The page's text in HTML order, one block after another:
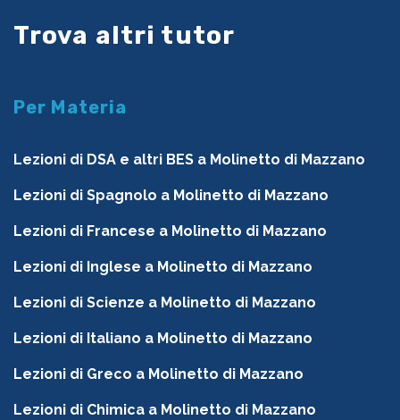
Trova altri tutor
Per Materia
Lezioni di DSA e altri BES a Molinetto di Mazzano
Lezioni di Spagnolo a Molinetto di Mazzano
Lezioni di Francese a Molinetto di Mazzano
Lezioni di Inglese a Molinetto di Mazzano
Lezioni di Scienze a Molinetto di Mazzano
Lezioni di Italiano a Molinetto di Mazzano
Lezioni di Greco a Molinetto di Mazzano
Lezioni di Chimica a Molinetto di Mazzano